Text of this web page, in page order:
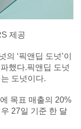
제공
‘픽앤딥 도넛’이
했다.픽앤딥 도넛
도넛이다.
목표 매출의 20%
27일 기준 한 달